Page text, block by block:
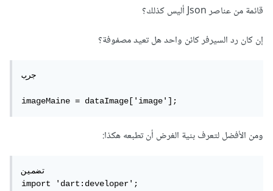
قائمة من عناصر Json أليس كذلك؟
إن كان رد السيرفر كائن واحد هل تعيد مصفوفة؟
جرب
imageMaine = dataImage['image'];
ومن الأفضل لتعرف بنية الغرض أن تطبعه هكذا:
تضمين
import 'dart:developer';